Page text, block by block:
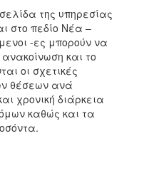
της υπηρεσίας
στο πεδίο Νέα –
-ες μπορούν να
και το
οι σχετικές
θέσεων ανά
χρονική διάρκεια
καθώς και τα